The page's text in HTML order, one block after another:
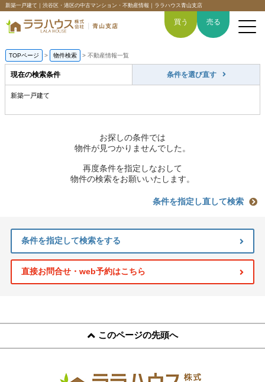
新築一戸建て｜渋谷区・港区の中古マンション・不動産情報｜ララハウス青山支店
スタッフ紹介
買う 売る
TOPページ > 物件検索 > 不動産情報一覧
現在の検索条件 条件を選び直す
新築一戸建て
お探しの条件では
物件が見つかりませんでした。
再度条件を指定しなおして
物件の検索をお願いいたします。
条件を指定し直して検索
条件を指定して検索をする
直接お問合せ・web予約はこちら
このページの先頭へ